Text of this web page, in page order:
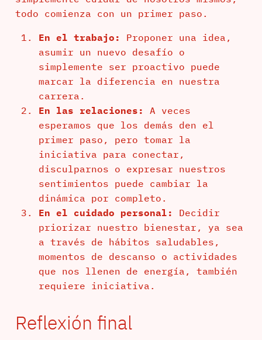
todo comienza con un primer paso.
En el trabajo:
Proponer una idea,
asumir un nuevo desafío o
simplemente ser proactivo puede
marcar la diferencia en nuestra
carrera.
En las relaciones:
A veces
esperamos que los demás den el
primer paso, pero tomar la
iniciativa para conectar,
disculparnos o expresar nuestros
sentimientos puede cambiar la
dinámica por completo.
En el cuidado personal:
Decidir
priorizar nuestro bienestar, ya sea
a través de hábitos saludables,
momentos de descanso o actividades
que nos llenen de energía, también
requiere iniciativa.
Reflexión final